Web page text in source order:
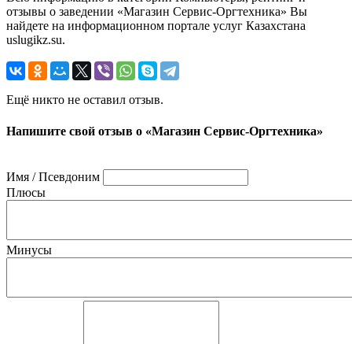
отзывы о заведении «Магазин Сервис-Оргтехника» Вы
найдете на информационном портале услуг Казахстана
uslugikz.su.
Ещё никто не оставил отзыв.
Напишите свой отзыв о «Магазин Сервис-Оргтехника»
Имя / Псевдоним
Плюсы
Минусы